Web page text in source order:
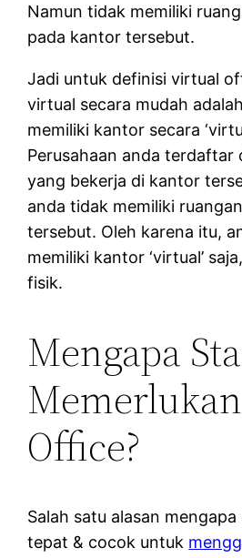
Namun tidak memiliki
pada kantor tersebut.
Jadi untuk definisi virtual
virtual secara mudah
memiliki kantor secara
Perusahaan anda terdaftar
yang bekerja di kantor
anda tidak memiliki
tersebut. Oleh karena itu,
memiliki kantor ‘virtual’
fisik.
Mengapa
Office?
Salah satu alasan
tepat & cocok untuk